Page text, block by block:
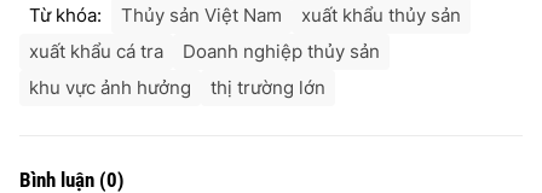
Giấy phép hoạt động báo in và báo điện tử số 483/GP-BTTTT
cấp ngày 29/12/2023
Tổng Biên tập:Vũ Thanh Thủy
Tổng đài VTV:
Từ khóa: Thủy sản Việt Nam
xuất khẩu thủy sản
xuất khẩu cá tra
Doanh nghiệp thủy sản
khu vực ảnh hưởng
thị trường lớn
Bình luận (0)